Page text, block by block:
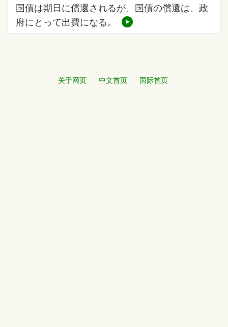
国債は期日に償還されるが、国債の償還は、政
府にとって出費になる。
关于网页 中文首页 国际首页